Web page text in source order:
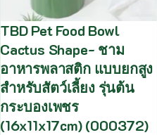
TBD Pet Food Bowl
Cactus Shape- ชาม
อาหารพลาสติก แบบยกสูง
สำหรับสัตว์เลี้ยง รุ่นต้น
กระบองเพชร
(16x11x17cm) (000372)